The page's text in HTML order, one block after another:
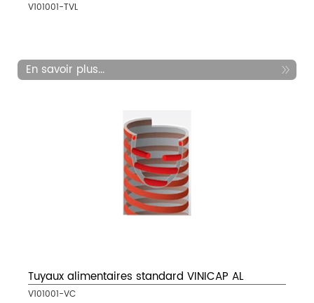
V101001-TVL
En savoir plus...
Tuyaux alimentaires standard VINICAP AL
V101001-VC